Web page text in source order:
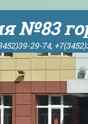
№83
29-74,